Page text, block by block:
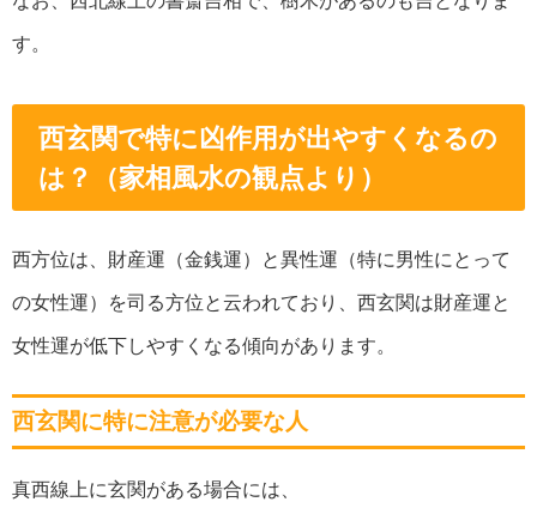
す。
西玄関で特に凶作用が出やすくなるの
は？（家相風水の観点より）
西方位は、財産運（金銭運）と異性運（特に男性にとって
の女性運）を司る方位と云われており、西玄関は財産運と
女性運が低下しやすくなる傾向があります。
西玄関に特に注意が必要な人
真西線上に玄関がある場合には、